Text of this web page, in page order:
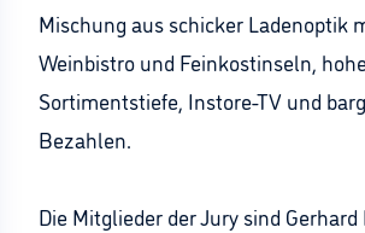
Mischung aus schicker Ladenoptik
Weinbistro und Feinkostinseln,
Sortimentstiefe, Instore-TV und
Bezahlen.
Die Mitglieder der Jury sind